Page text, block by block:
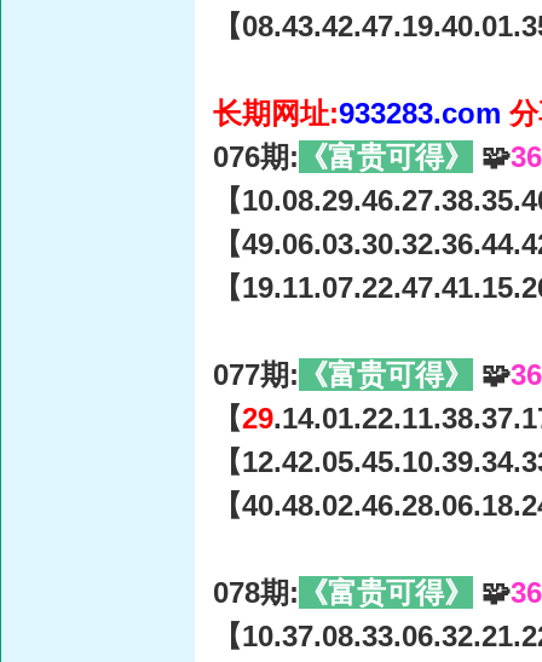
【
长期网址:933283.com
076期: 《富贵可得》 🧩
【
【
【
077期: 《富贵可得》 🧩
【29
【
【
078期: 《富贵可得》 🧩
【